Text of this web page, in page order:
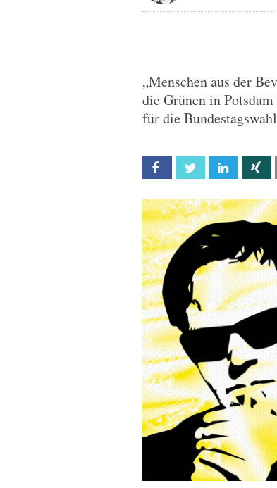
„Menschen aus der
die Grünen in
für die
Facebook Twitter Linkedin